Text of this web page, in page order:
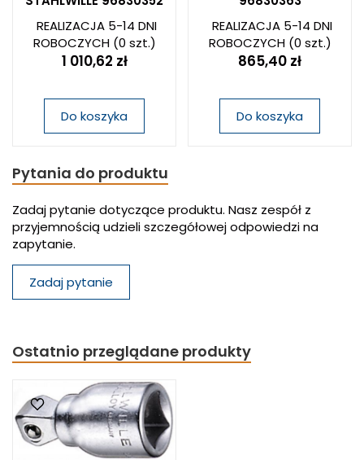
REALIZACJA 5-14 DNI
ROBOCZYCH(0 szt.)
1 010,62 zł
Do koszyka
REALIZACJA 5-14 DNI
ROBOCZYCH(0 szt.)
865,40 zł
Do koszyka
Pytania do produktu
Zadaj pytanie dotyczące produktu. Nasz zespół z
przyjemnością udzieli szczegółowej odpowiedzi na
zapytanie.
Zadaj pytanie
Ostatnio przeglądane produkty